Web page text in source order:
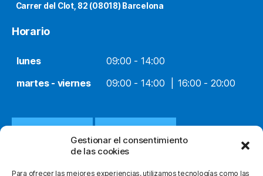
Gestionar el consentimiento
de las cookies
Para ofrecer las mejores experiencias, utilizamos tecnologías como las
Carrer del Clot, 82 (08018) Barcelona
Horario
lunes
09:00 - 14:00
martes - viernes
09:00 - 14:00 16:00 - 20:00
INFO@ORTOPEDIACLOT.COM